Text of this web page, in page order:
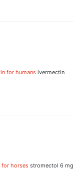
for humans ivermectin
for horses stromectol 6 mg